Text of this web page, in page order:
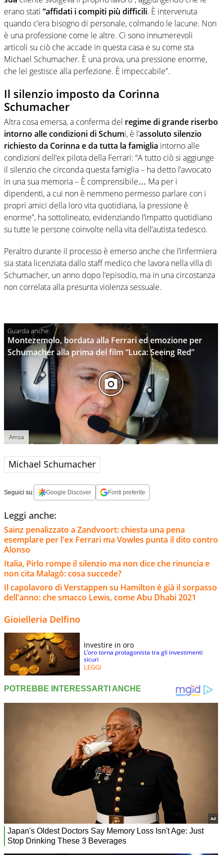
erano stati “affidati i compiti più difficili. È intervenuta
quando c’era bisogno di personale, colmando le lacune. Non
è una professione come le altre. Ci sono innumerevoli
articoli su ciò che accade in questa casa e su come sta
Michael Schumacher. È una prova, una pressione enorme,
che lei gestisce alla perfezione. È impeccabile”.
Il silenzio imposto da Corinna
Schumacher
Altra cosa emersa, a conferma del regime di grande riserbo
intorno alle condizioni di Schumi, è l’assoluto silenzio
richiesto da Corinna e da tutta la famiglia intorno alle
condizioni dell’ex pilota della Ferrari: “A tutto ciò si aggiunge
il silenzio che circonda questa famiglia – ha detto l’avvocato
in una sua memoria – È comprensibile… Ma per i
dipendenti, a cui non è nemmeno permesso parlare con i
propri amici della loro vita quotidiana, la pressione è
enorme”, ha sottolineato, evidenziando l’impatto quotidiano
su tutte le persone coinvolte nella vita dell’autista tedesco.
Peraltro durante il processo è emerso anche che l’infermiera
sia stata licenziata dallo staff medico che lavora nella villa di
Schumacher, un anno dopo l’episodio, ma in una circostanza
non correlata alla presunta violenza sessuale.
Montezemolo, bordata alla Ferrari ed emozione per
Schumacher alla prima del film “Luca: Seeing Red”
Amsa
Michael Schumacher
Seguici su: Google Discover Fonti preferite
Leggi anche:
Sainz penalizzato a Zandvoort: chiesta una pena
esemplare per l'ex Ferrari ma Vowles punta il dito contro
Alonso
Italia, Pirlo rompe il silenzio ma non dice che rinuncia e
non cita Malagò: cosa succede?
Il capolavoro di Verstappen su Hamilton è già il sorpasso
dell'anno: che smacco Lewis, come Abu Dhabi 2021
Gioielleria Delfino
Investire in oro
L’oro torna protagonista tra gli investimenti
sicuri
LEGGI